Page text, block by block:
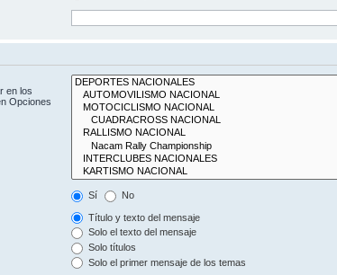
en los
Opciones
Sí No
Título y texto del mensaje
Solo el texto del mensaje
Solo títulos
Solo el primer mensaje de los temas